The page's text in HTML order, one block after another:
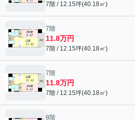
7階 / 12.15坪(40.18㎡)
7階
11.8万円
7階 / 12.15坪(40.18㎡)
7階
11.8万円
7階 / 12.15坪(40.18㎡)
8階